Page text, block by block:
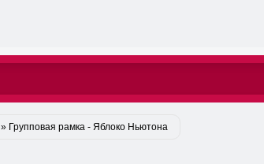
» Групповая рамка - Яблоко Ньютона